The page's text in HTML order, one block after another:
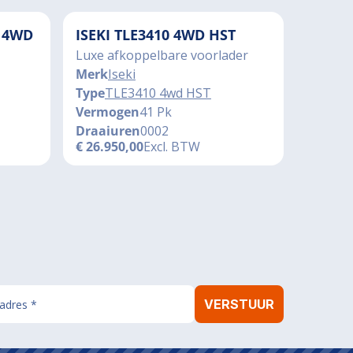
ISEKI TLE3410 4WD HST
Luxe afkoppelbare voorlader
MerkIseki
TypeTLE3410 4wd HST
Vermogen41 Pk
Draaiuren0002
€26.950,00Excl. BTW